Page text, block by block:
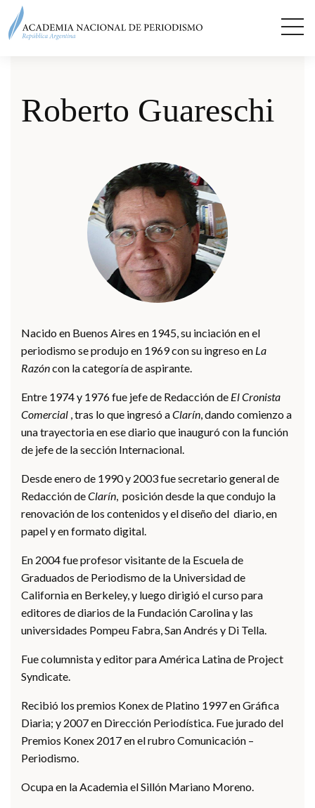
Roberto Guareschi
Nacido en Buenos Aires en 1945, su inciación en el
periodismo se produjo en 1969 con su ingreso en La
Razóncon la categoría de aspirante.
Entre 1974 y 1976 fue jefe de Redacción de El Cronista
Comercial , tras lo que ingresó aClarín, dando comienzo a
una trayectoria en ese diario que inauguró con la función
de jefe de la sección Internacional.
Desde enero de 1990 y 2003 fue secretario general de
Redacción deClarín, posición desde la que condujo la
renovación de los contenidos y el diseño del diario, en
papel y en formato digital.
En 2004 fue profesor visitante de la Escuela de
Graduados de Periodismo de la Universidad de
California en Berkeley, y luego dirigió el curso para
editores de diarios de la Fundación Carolina y las
universidades Pompeu Fabra, San Andrés y Di Tella.
Fue columnista y editor para América Latina de Project
Syndicate.
Recibió los premios Konex de Platino 1997 en Gráfica
Diaria; y 2007 en Dirección Periodística. Fue jurado del
Premios Konex 2017 en el rubro Comunicación –
Periodismo.
Ocupa en la Academia el Sillón Mariano Moreno.